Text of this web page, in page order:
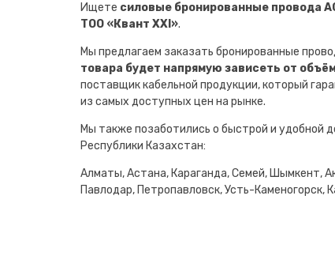
Ищете силовые бронированные провода
ТОО «Квант XXI».
Мы предлагаем заказать бронированные
товара будет напрямую зависеть от
поставщик кабельной продукции, который
из самых доступных цен на рынке.
Мы также позаботились о быстрой и удобной
Республики Казахстан:
Алматы, Астана, Караганда, Семей, Шымкент,
Павлодар, Петропавловск, Усть-Каменогорск,